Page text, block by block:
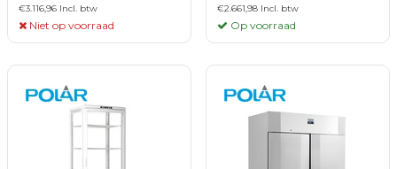
€3.116,96 Incl. btw
Niet op voorraad
€2.661,98 Incl. btw
Op voorraad